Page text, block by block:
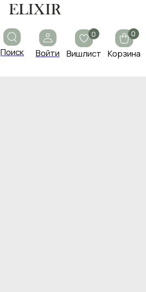
Войти Вишлист